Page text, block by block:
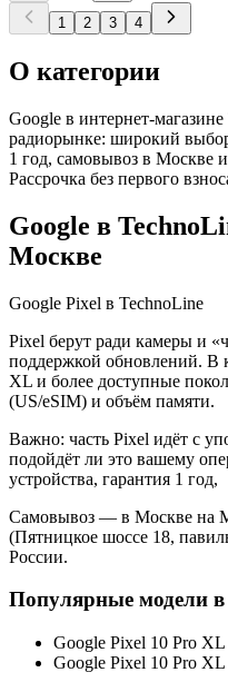
1 2 3 4
О категории
Google в интернет-
радиорынке: широкий
1 год, самовывоз в Москве
Рассрочка без первого
Google в
Москве
Google Pixel в TechnoLine
Pixel берут ради камеры и
поддержкой обновлений. В
XL и более доступные
(US/eSIM) и объём памяти.
Важно: часть Pixel идёт с
подойдёт ли это вашему
устройства, гарантия 1 год,
Самовывоз — в Москве на
(Пятницкое шоссе 18,
России.
Популярные модели в
Google Pixel 10 Pro XL
Google Pixel 10 Pro XL